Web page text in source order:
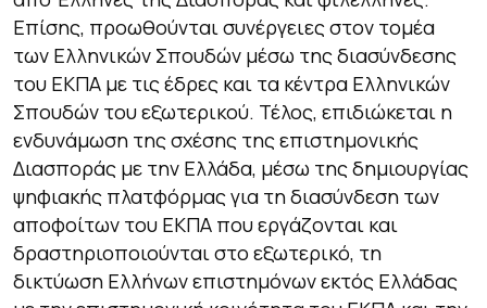
Επίσης, προωθούνται συνέργειες στον τομέα
των Ελληνικών Σπουδών μέσω της διασύνδεσης
του ΕΚΠΑ με τις έδρες και τα κέντρα Ελληνικών
Σπουδών του εξωτερικού. Τέλος, επιδιώκεται η
ενδυνάμωση της σχέσης της επιστημονικής
Διασποράς με την Ελλάδα, μέσω της δημιουργίας
ψηφιακής πλατφόρμας για τη διασύνδεση των
αποφοίτων του ΕΚΠΑ που εργάζονται και
δραστηριοποιούνται στο εξωτερικό, τη
δικτύωση Ελλήνων επιστημόνων εκτός Ελλάδας